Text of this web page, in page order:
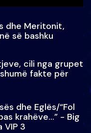
dhe Meritonit,
së bashku
cili nga grupet
fakte për
dhe Eglës/“Fol
krahëve…” - Big
VIP 3